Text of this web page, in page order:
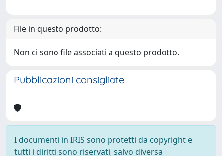
File in questo prodotto:
Non ci sono file associati a questo prodotto.
Pubblicazioni consigliate
I documenti in IRIS sono protetti da copyright e
tutti i diritti sono riservati, salvo diversa